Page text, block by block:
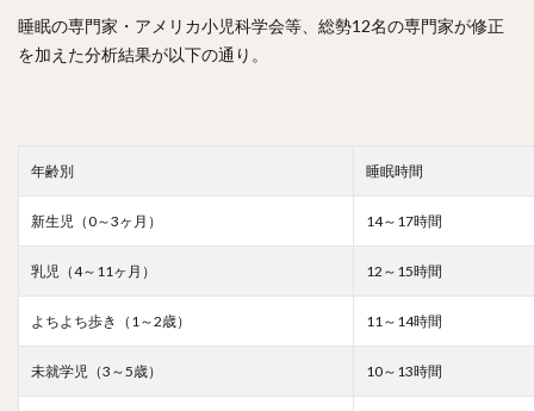
睡眠の専門家・アメリカ小児科学会等、総勢12名の専門家が修正
を加えた分析結果が以下の通り。
年齢別 睡眠時間
新生児（0～3ヶ月） 14～17時間
乳児（4～11ヶ月） 12～15時間
よちよち歩き（1～2歳） 11～14時間
未就学児（3～5歳） 10～13時間